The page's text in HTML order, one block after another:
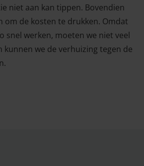
niet aan kan tippen. Bovendien
om de kosten te drukken. Omdat
snel werken, moeten we niet veel
kunnen we de verhuizing tegen de